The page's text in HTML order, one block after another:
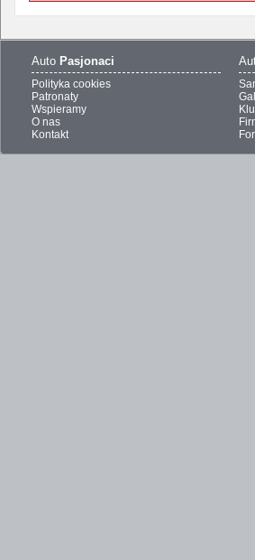
Auto Pasjonaci
Polityka cookies
Patronaty
Wspieramy
O nas
Kontakt